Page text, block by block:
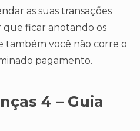
as suas transações
ficar anotando os
também você não corre o
pagamento.
4 – Guia